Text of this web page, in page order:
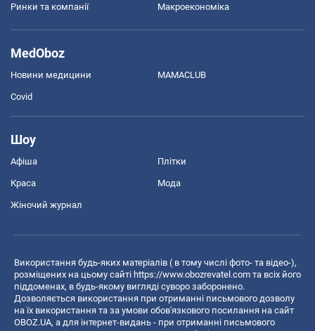
Ринки та компанії Макроекономіка
MedOboz
Новини медицини MAMACLUB
Covid
Шоу
Афіша Плітки
Краса Мода
Жіночий журнал
Використання будь-яких матеріалів ( в тому числі фото- та відео-),
розміщених на цьому сайті https://www.obozrevatel.com та всіх його
піддоменах, в будь-якому вигляді суворо заборонено.
Дозволяється використання при отриманні письмового дозволу
на їх використання та за умови обов'язкового посилання на сайт
OBOZ.UA, а для інтернет-видань - при отриманні письмового